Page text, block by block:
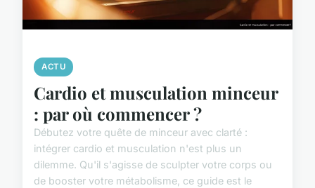
ACTU
Cardio et musculation minceur
: par où commencer ?
Débutez votre quête de minceur avec clarté :
intégrer cardio et musculation n'est plus un
dilemme. Qu'il s'agisse de sculpter votre corps ou
de booster votre métabolisme, ce guide est le